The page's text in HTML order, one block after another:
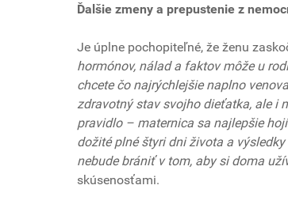
Ďalšie zmeny a prepustenie z
Je úplne pochopiteľné, že ženu
hormónov, nálad a faktov môže u
chcete čo najrýchlejšie naplno
zdravotný stav svojho dieťatka, ale i
pravidlo – maternica sa najlepšie
dožité plné štyri dni života a
nebude brániť v tom, aby si doma
skúsenosťami.